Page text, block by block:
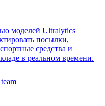
моделей Ultralytics
посылки,
средства и
в реальном времени.